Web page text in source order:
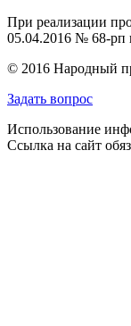
При реализации
05.04.2016 № 68-рп
© 2016 Народный
Задать вопрос
Использование
Ссылка на сайт